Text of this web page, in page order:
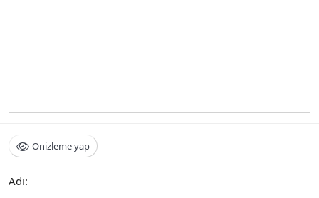
Önizleme yap
Adı